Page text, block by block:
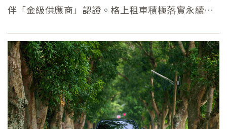
伴「金級供應商」認證。格上租車積極落實永續發
與各界攜手共同落實ESG永續工作推動。